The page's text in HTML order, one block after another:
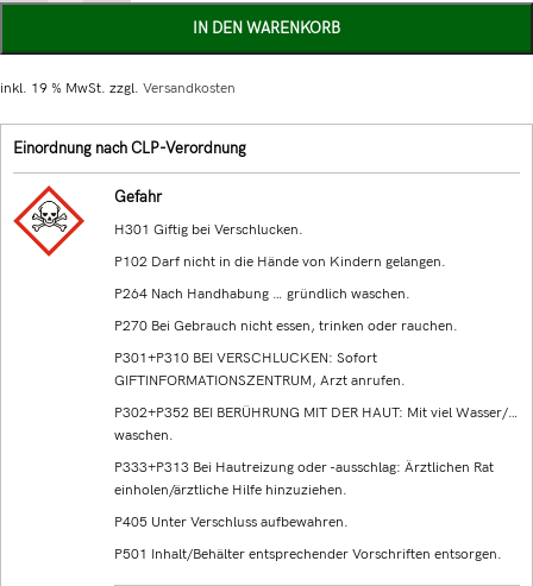
IN DEN WARENKORB
inkl. 19 % MwSt. zzgl. Versandkosten
Einordnung nach CLP-Verordnung
Gefahr
H301 Giftig bei Verschlucken.
P102 Darf nicht in die Hände von Kindern gelangen.
P264 Nach Handhabung … gründlich waschen.
P270 Bei Gebrauch nicht essen, trinken oder rauchen.
P301+P310 BEI VERSCHLUCKEN: Sofort
GIFTINFORMATIONSZENTRUM, Arzt anrufen.
P302+P352 BEI BERÜHRUNG MIT DER HAUT: Mit viel Wasser/…
waschen.
P333+P313 Bei Hautreizung oder -ausschlag: Ärztlichen Rat
einholen/ärztliche Hilfe hinzuziehen.
P405 Unter Verschluss aufbewahren.
P501 Inhalt/Behälter entsprechender Vorschriften entsorgen.